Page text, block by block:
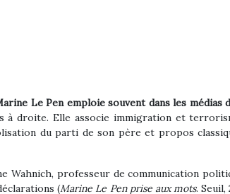
Le Pen emploie souvent dans les médias
à droite. Elle associe immigration et
du parti de son père et propos
Wahnich, professeur de communication
(Marine Le Pen prise aux mots. Seuil,